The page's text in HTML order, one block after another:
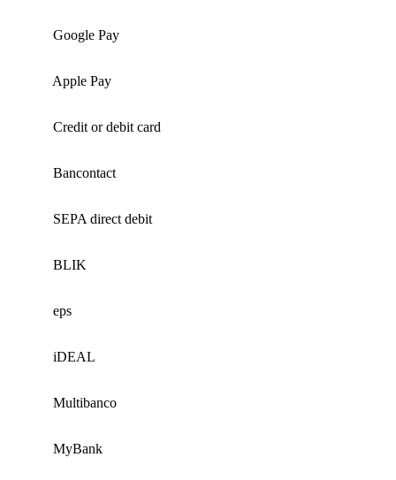
Google Pay
Apple Pay
Credit or debit card
Bancontact
SEPA direct debit
BLIK
eps
iDEAL
Multibanco
MyBank